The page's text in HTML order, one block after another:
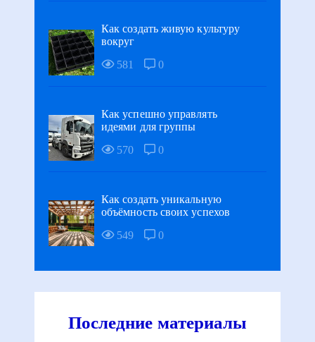
Как создать живую культуру
вокруг
581
0
Как успешно управлять
идеями для группы
570
0
Как создать уникальную
объёмность своих успехов
549
0
Последние материалы